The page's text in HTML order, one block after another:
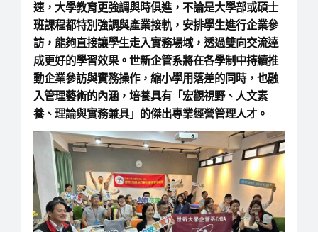
速，大學教育更強調與時俱進，不論是大學部或碩士
班課程都特別強調與產業接軌，安排學生進行企業參
訪，能夠直接讓學生走入實務場域，透過雙向交流達
成更好的學習效果。世新企管系將在各學制中持續推
動企業參訪與實務操作，縮小學用落差的同時，也融
入管理藝術的內涵，培養具有「宏觀視野、人文素
養、理論與實務兼具」的傑出專業經營管理人才。